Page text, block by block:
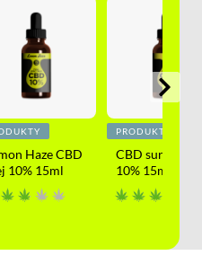
Haze CBD
10% 15ml
PRODUKTY
CBD surový
10% 15ml